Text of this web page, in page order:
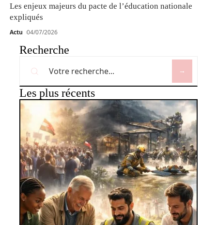
Les enjeux majeurs du pacte de l’éducation nationale
expliqués
Actu 04/07/2026
Recherche
Les plus récents